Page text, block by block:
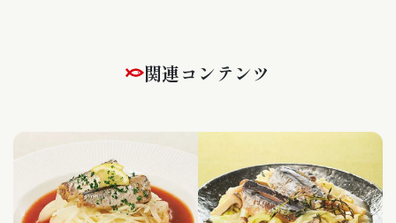
この商品のレシピはこちら（instagram）
関連コンテンツ